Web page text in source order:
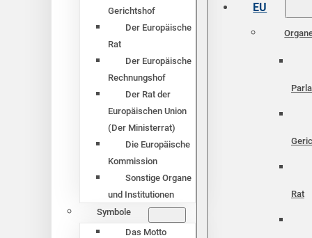
Gerichtshof
Der Europäische
Rat
Der Europäische
Rechnungshof
Der Rat der
Europäischen Union
(Der Ministerrat)
Die Europäische
Kommission
Sonstige Organe
und Institutionen
Symbole
Das Motto
EU
Rat